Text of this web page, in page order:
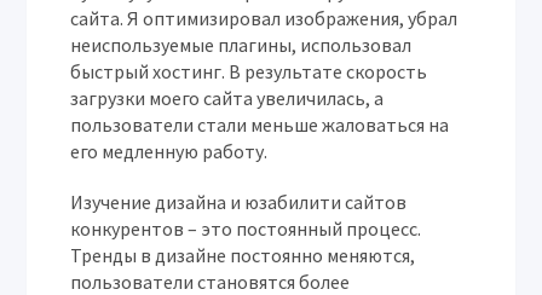
сайта. Я оптимизировал изображения, убрал
неиспользуемые плагины, использовал
быстрый хостинг. В результате скорость
загрузки моего сайта увеличилась, а
пользователи стали меньше жаловаться на
его медленную работу.
Изучение дизайна и юзабилити сайтов
конкурентов – это постоянный процесс.
Тренды в дизайне постоянно меняются,
пользователи становятся более